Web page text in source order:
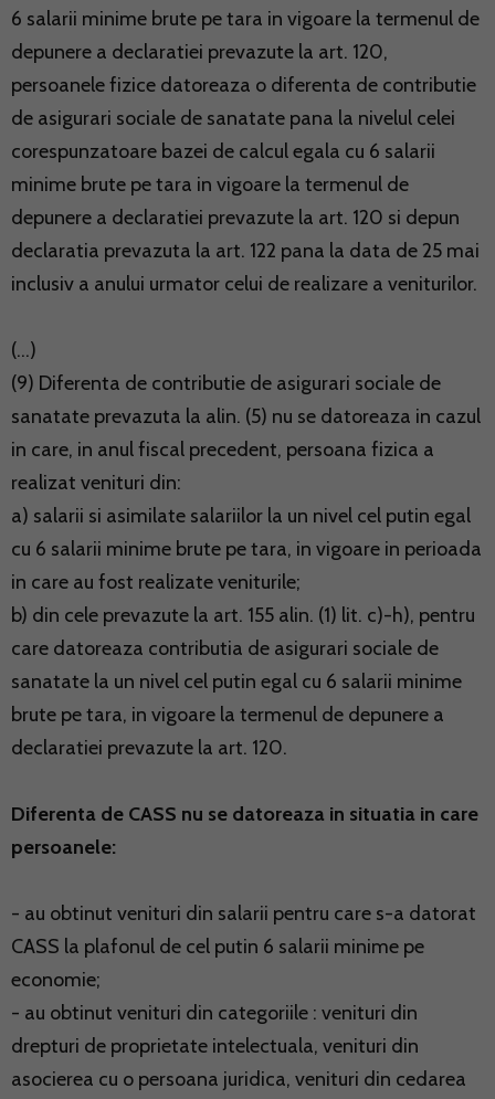
6 salarii minime brute pe tara in vigoare la termenul de
depunere a declaratiei prevazute la art. 120,
persoanele fizice datoreaza o diferenta de contributie
de asigurari sociale de sanatate pana la nivelul celei
corespunzatoare bazei de calcul egala cu 6 salarii
minime brute pe tara in vigoare la termenul de
depunere a declaratiei prevazute la art. 120 si depun
declaratia prevazuta la art. 122 pana la data de 25 mai
inclusiv a anului urmator celui de realizare a veniturilor.
(...)
(9) Diferenta de contributie de asigurari sociale de
sanatate prevazuta la alin. (5) nu se datoreaza in cazul
in care, in anul fiscal precedent, persoana fizica a
realizat venituri din:
a) salarii si asimilate salariilor la un nivel cel putin egal
cu 6 salarii minime brute pe tara, in vigoare in perioada
in care au fost realizate veniturile;
b) din cele prevazute la art. 155 alin. (1) lit. c)-h), pentru
care datoreaza contributia de asigurari sociale de
sanatate la un nivel cel putin egal cu 6 salarii minime
brute pe tara, in vigoare la termenul de depunere a
declaratiei prevazute la art. 120.
Diferenta de CASS nu se datoreaza in situatia in care
persoanele:
- au obtinut venituri din salarii pentru care s-a datorat
CASS la plafonul de cel putin 6 salarii minime pe
economie;
- au obtinut venituri din categoriile : venituri din
drepturi de proprietate intelectuala, venituri din
asocierea cu o persoana juridica, venituri din cedarea